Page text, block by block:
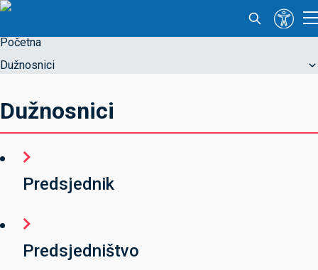
Početna
Dužnosnici
Dužnosnici
Predsjednik
Predsjedništvo